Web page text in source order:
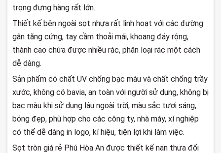
trọng đựng hàng rất lớn.
Thiết kế bên ngoài sọt nhựa rất linh hoạt với các đường
gân tăng cứng, tay cầm thoải mái, khoang đáy rộng,
thành cao chứa được nhiều rác, phân loại rác một cách
dễ dàng.
Sản phẩm có chất UV chống bạc màu và chất chống trầy
xước, không có bavia, an toàn với người sử dụng, không bị
bạc màu khi sử dụng lâu ngoài trời, màu sắc tươi sáng,
bóng đẹp, phù hợp cho các công ty, nhà máy, xí nghiệp
có thể dễ dàng in logo, kí hiệu, tiện lợi khi làm việc.
Sọt tròn giá rẻ Phú Hòa An được thiết kế nan thưa đối